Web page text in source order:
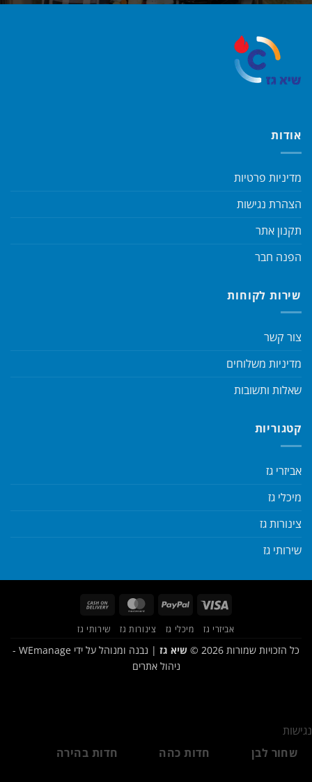
אודות
מדיניות פרטיות
הצהרת נגישות
תקנון אתר
הפנה חבר
שירות לקוחות
צור קשר
מדיניות משלוחים
שאלות ותשובות
קטגוריות
אביזרי גז
מיכלי גז
צינורות גז
שירותי גז
Visa
PayPal
MasterCard
Delivery
אביזרי גז מיכלי גז צינורות גז שירותי גז
כל הזכויות שמורות 2026 © שיא גז | נבנה ומנוהל על ידי
WEmanage -
ניהול אתרים
נגישות
שחור לבן
חדות כהה חדות בהירה